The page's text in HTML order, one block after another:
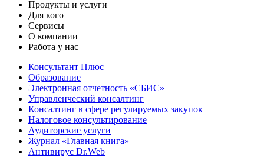
Продукты и услуги
Для кого
Сервисы
О компании
Работа у нас
Консультант Плюс
Образование
Электронная отчетность «СБИС»
Управленческий консалтинг
Консалтинг в сфере регулируемых закупок
Налоговое консультирование
Аудиторские услуги
Журнал «Главная книга»
Антивирус Dr.Web